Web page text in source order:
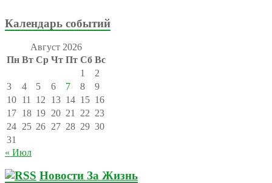
Календарь событий
Август 2026
Пн Вт Ср Чт Пт Сб Вс
1
2
3
4 5 6 7 8
9
10 11 12 13 14 15 16
17 18 19 20 21 22 23
24 25 26 27 28 29 30
31
« Июл
Новости За Жизнь